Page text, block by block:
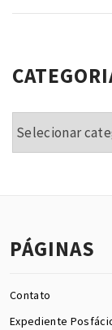
PÁGINAS
Contato
Expediente